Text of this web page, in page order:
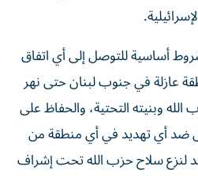
أساسية للتوصل إلى أي اتفاق
عازلة في جنوب لبنان حتى نهر
وبنيته التحتية، والحفاظ على
ضد أي تهديد في أي منطقة من
لنزع سلاح حزب الله تحت إشراف